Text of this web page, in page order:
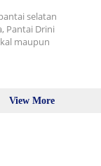
selatan
Pantai Drini
maupun
View More